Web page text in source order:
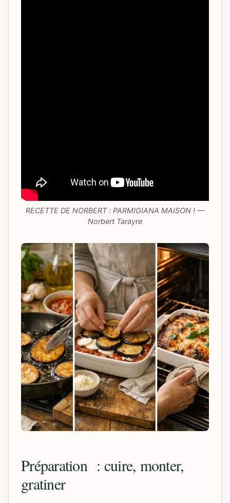
RECETTE DE NORBERT : PARMIGIANA MAISON ! —
Norbert Tarayre
Préparation : cuire, monter,
gratiner